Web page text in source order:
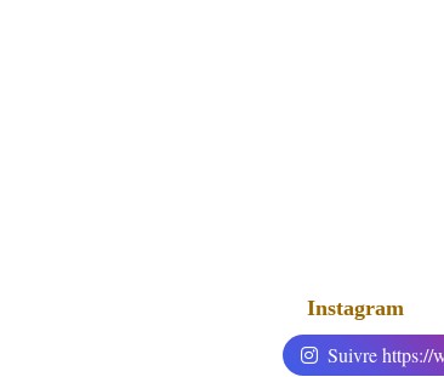
Instagram
Suivre https://